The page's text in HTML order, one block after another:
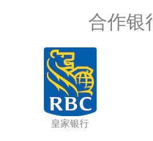
合作银
皇家银行